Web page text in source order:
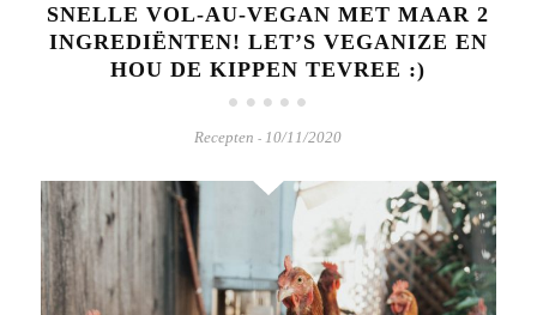
SNELLE VOL-AU-VEGAN MET MAAR 2
INGREDIËNTEN! LET’S VEGANIZE EN
HOU DE KIPPEN TEVREE :)
Recepten - 10/11/2020